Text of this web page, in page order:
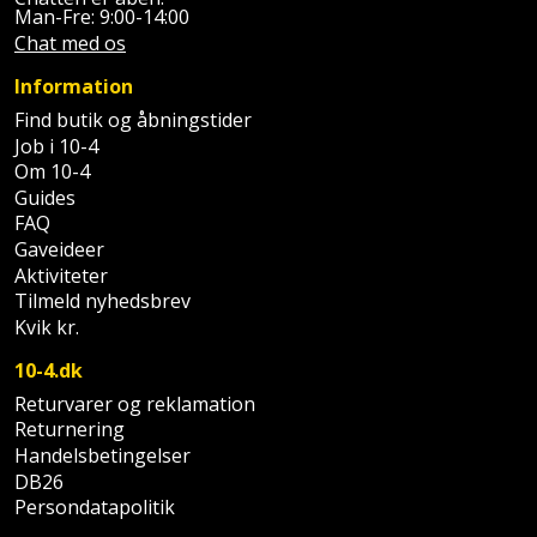
Sternbeklædning
Tag
og
tagplader
Terrassebrædder
Terrasseopklodsning
Tråd
byggeri
Træ
Vinduer
Palleløfter
Profilsaks
Reb
og
snor
Renseservietter
og
wipes
Sækkelukker
Saks
Industristøvsuger
Kantlimer
Kantlimertilbehør
Kap-
og
geringssav
Kerneboremaskine
Klammepistol
Klippeværktøj
Højbede
Højtaler
Hylder
Jagt
og
fritid
Jul
Kaffe
Klæbesøm
Køkkenudstyr
Man-Fre: 9:00-14:00
Chat med os
Information
Find butik og åbningstider
Job i 10-4
Om 10-4
Guides
FAQ
Gaveideer
Aktiviteter
Tilmeld nyhedsbrev
Kvik kr.
10-4.dk
Returvarer og reklamation
Returnering
Handelsbetingelser
DB26
Persondatapolitik